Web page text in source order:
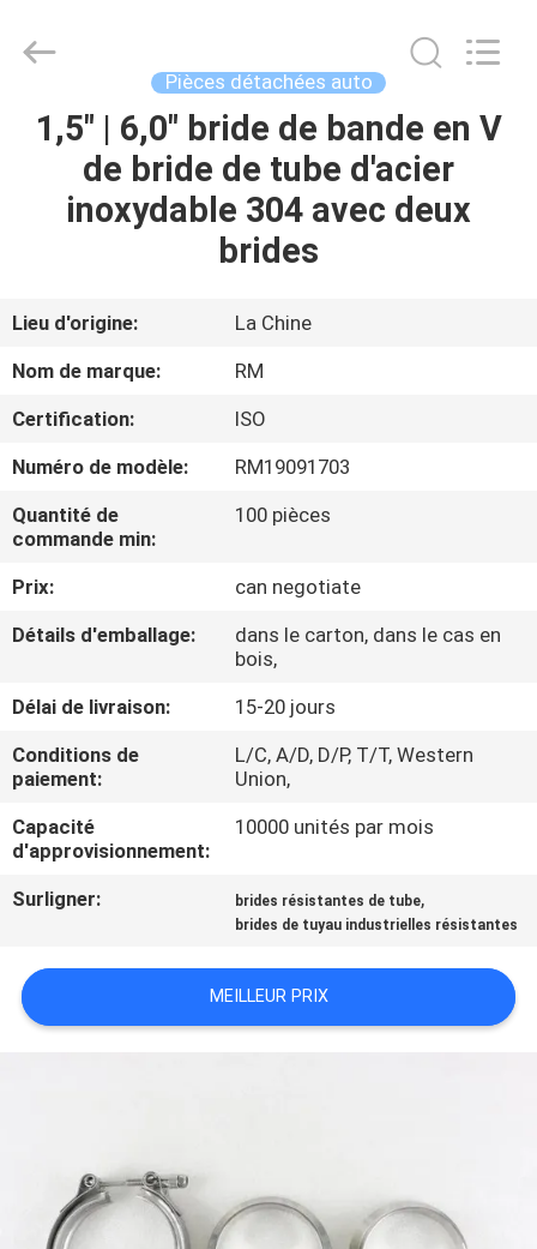
MAISON
À
PROPOS
NOUS
DE
L'USINE
CONTRÔLE
DE
QUALITÉ
CONTACTER
NOUVELLES
PLAN
WOODOO
TRADE
Reserved.
Pièces détachées auto
1,5" | 6,0" bride de bande en V
de bride de tube d'acier
inoxydable 304 avec deux
brides
Lieu d'origine:
La Chine
Nom de marque:
RM
Certification:
ISO
Numéro de modèle:
RM19091703
Quantité de
commande min:
100 pièces
Prix:
can negotiate
Détails d'emballage:
dans le carton, dans le cas en
bois,
Délai de livraison:
15-20 jours
Conditions de
paiement:
L/C, A/D, D/P, T/T, Western
Union,
Capacité
d'approvisionnement:
10000 unités par mois
Surligner: brides résistantes de tube,
brides de tuyau industrielles résistantes
MEILLEUR PRIX